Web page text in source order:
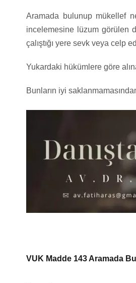
Aramada bulunup mükellef
incelemesine lüzum görülen
çalıştığı yere sevk veya celp
Yukardaki hükümlere göre
Bunların iyi
VUK Madde 143 Aramada